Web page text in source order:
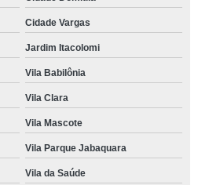
Cidade Vargas
Jardim Itacolomi
Vila Babilônia
Vila Clara
Vila Mascote
Vila Parque Jabaquara
Vila da Saúde